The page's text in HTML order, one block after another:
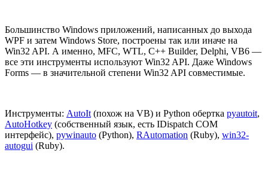
Большинство Windows приложений, написанных до выхода
WPF и затем Windows Store, построены так или иначе на
Win32 API. А именно, MFC, WTL, C++ Builder, Delphi, VB6 —
все эти инструменты используют Win32 API. Даже Windows
Forms — в значительной степени Win32 API совместимые.
Инструменты: AutoIt (похож на VB) и Python обертка pyautoit,
AutoHotkey (собственный язык, есть IDispatch COM
интерфейс), pywinauto (Python), RAutomation (Ruby), win32-
autogui (Ruby).